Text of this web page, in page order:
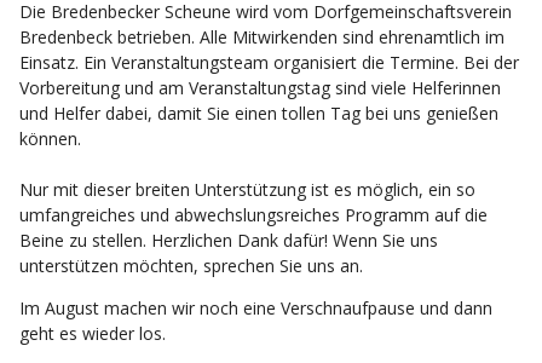
Die Bredenbecker Scheune wird vom Dorfgemeinschaftsverein
Bredenbeck betrieben. Alle Mitwirkenden sind ehrenamtlich im
Einsatz. Ein Veranstaltungsteam organisiert die Termine. Bei der
Vorbereitung und am Veranstaltungstag sind viele Helferinnen
und Helfer dabei, damit Sie einen tollen Tag bei uns genießen
können.
Nur mit dieser breiten Unterstützung ist es möglich, ein so
umfangreiches und abwechslungsreiches Programm auf die
Beine zu stellen. Herzlichen Dank dafür! Wenn Sie uns
unterstützen möchten, sprechen Sie uns an.
Im August machen wir noch eine Verschnaufpause und dann
geht es wieder los.